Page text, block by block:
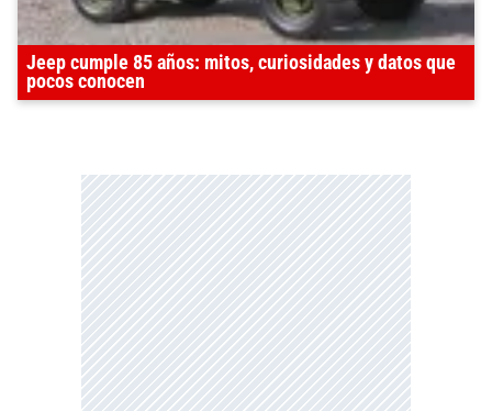
Jeep cumple 85 años: mitos, curiosidades y datos que
pocos conocen